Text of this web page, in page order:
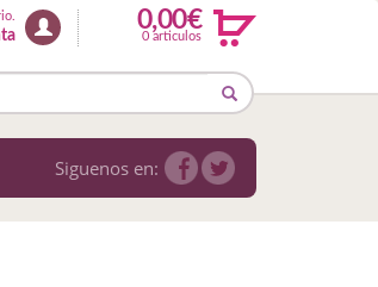
0,00€
0 articulos
Siguenos en: